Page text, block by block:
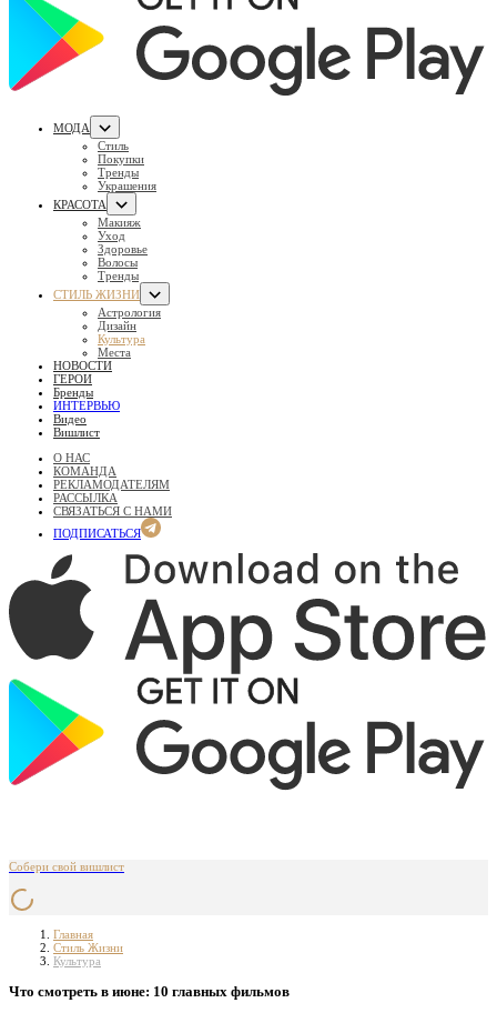
МОДА
Стиль
Покупки
Тренды
Украшения
КРАСОТА
Макияж
Уход
Здоровье
Волосы
Тренды
СТИЛЬ ЖИЗНИ
Астрология
Дизайн
Культура
Места
НОВОСТИ
ГЕРОИ
Бренды
ИНТЕРВЬЮ
Видео
Вишлист
О НАС
КОМАНДА
РЕКЛАМОДАТЕЛЯМ
РАССЫЛКА
СВЯЗАТЬСЯ С НАМИ
ПОДПИСАТЬСЯ
Собери свой вишлист
Главная
Стиль Жизни
Культура
Что смотреть в июне: 10 главных фильмов